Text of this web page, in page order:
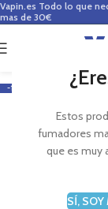
Estos
fumadores
que es muy
SÍ, SOY
Vapin.es Todo lo que
mas de 30€
-15%